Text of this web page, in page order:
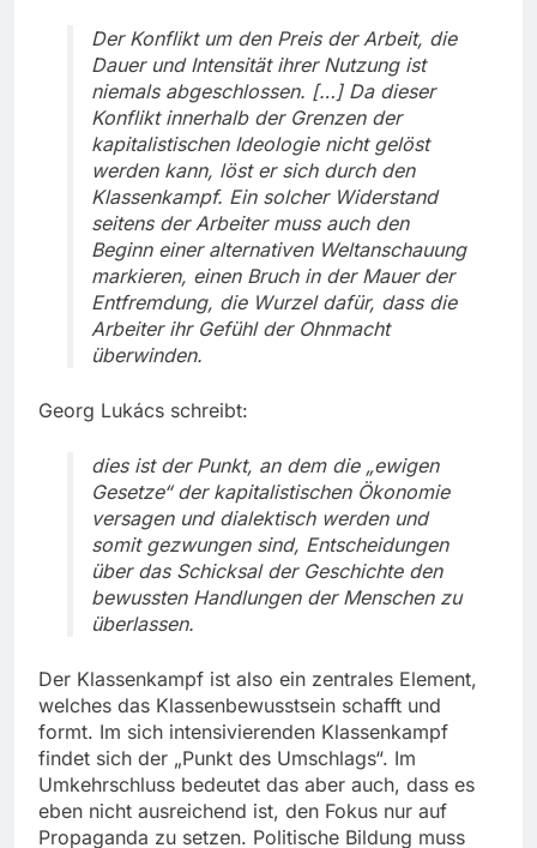
Der Konflikt um den Preis der Arbeit, die
Dauer und Intensität ihrer Nutzung ist
niemals abgeschlossen. […] Da dieser
Konflikt innerhalb der Grenzen der
kapitalistischen Ideologie nicht gelöst
werden kann, löst er sich durch den
Klassenkampf. Ein solcher Widerstand
seitens der Arbeiter muss auch den
Beginn einer alternativen Weltanschauung
markieren, einen Bruch in der Mauer der
Entfremdung, die Wurzel dafür, dass die
Arbeiter ihr Gefühl der Ohnmacht
überwinden.
Georg Lukács schreibt:
dies ist der Punkt, an dem die „ewigen
Gesetze“ der kapitalistischen Ökonomie
versagen und dialektisch werden und
somit gezwungen sind, Entscheidungen
über das Schicksal der Geschichte den
bewussten Handlungen der Menschen zu
überlassen.
Der Klassenkampf ist also ein zentrales Element,
welches das Klassenbewusstsein schafft und
formt. Im sich intensivierenden Klassenkampf
findet sich der „Punkt des Umschlags“. Im
Umkehrschluss bedeutet das aber auch, dass es
eben nicht ausreichend ist, den Fokus nur auf
Propaganda zu setzen. Politische Bildung muss